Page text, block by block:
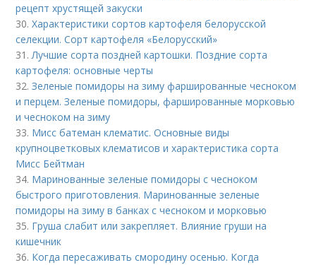
рецепт хрустящей закуски
30.Характеристики сортов картофеля белорусской
селекции. Сорт картофеля «Белорусский»
31.Лучшие сорта поздней картошки. Поздние сорта
картофеля: основные черты
32.Зеленые помидоры на зиму фаршированные чесноком
и перцем. Зеленые помидоры, фаршированные морковью
и чесноком на зиму
33. Мисс батеман клематис. Основные виды
крупноцветковых клематисов и характеристика сорта
Мисс Бейтман
34. Маринованные зеленые помидоры с чесноком
быстрого приготовления. Маринованные зеленые
помидоры на зиму в банках с чесноком и морковью
35. Груша слабит или закрепляет. Влияние груши на
кишечник
36. Когда пересаживать смородину осенью. Когда